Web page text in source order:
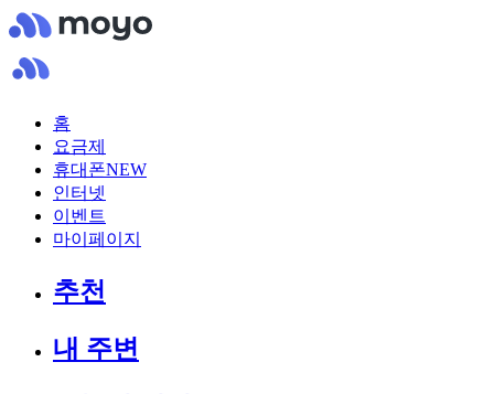
홈
요금제
휴대폰NEW
인터넷
이벤트
마이페이지
추천
내 주변